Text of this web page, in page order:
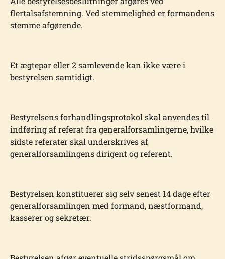
flertalsafstemning. Ved stemmelighed er for­mandens
stemme afgørende.
Et ægtepar eller 2 samlevende kan ikke være i
bestyrelsen samtidigt.
Bestyrelsens forhandlingsprotokol skal anvendes til
indføring af referat fra generalforsamlingerne, hvilke
sidste referater skal underskrives af
generalforsamlingens dirigent og referent.
Bestyrelsen konstituerer sig selv senest 14 dage efter
generalforsamlingen med formand, næstformand,
kasserer og sekretær.